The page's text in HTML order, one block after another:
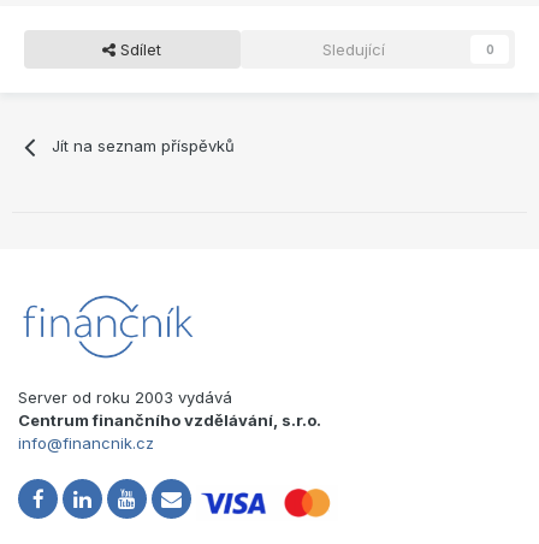
Sdílet Sledující 0
Jít na seznam příspěvků
Server od roku 2003 vydává
Centrum finančního vzdělávání, s.r.o.
info@financnik.cz